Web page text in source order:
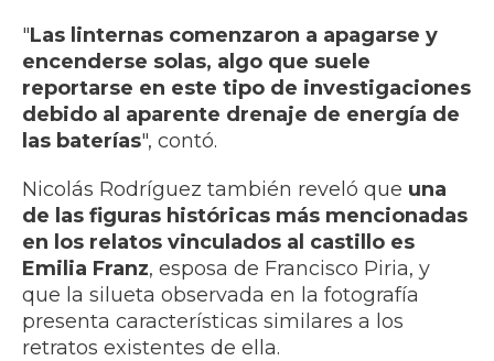
"Las linternas comenzaron a apagarse y
encenderse solas, algo que suele
reportarse en este tipo de investigaciones
debido al aparente drenaje de energía de
las baterías", contó.
Nicolás Rodríguez también reveló que una
de las figuras históricas más mencionadas
en los relatos vinculados al castillo es
Emilia Franz, esposa de Francisco Piria, y
que la silueta observada en la fotografía
presenta características similares a los
retratos existentes de ella.